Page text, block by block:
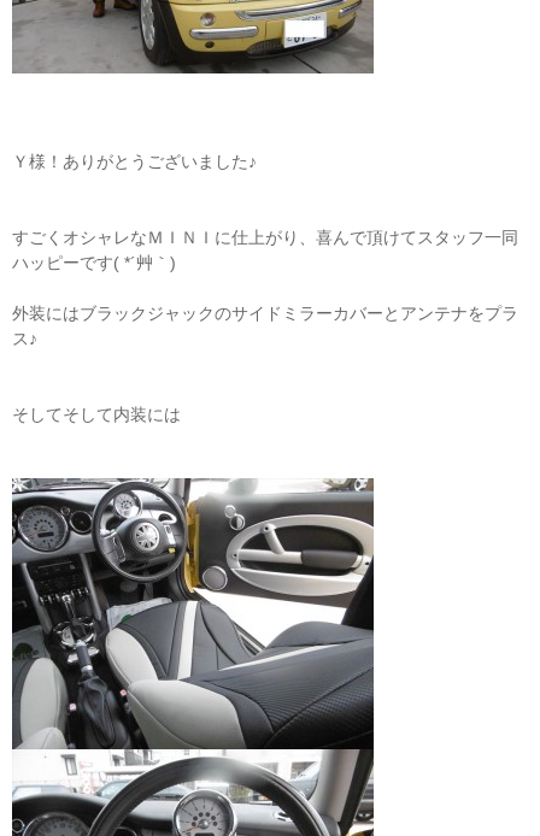
Ｙ様！ありがとうございました♪
すごくオシャレなＭＩＮＩに仕上がり、喜んで頂けてスタッフ一同
ハッピーです( *´艸｀)
外装にはブラックジャックのサイドミラーカバーとアンテナをプラ
ス♪
そしてそして内装には